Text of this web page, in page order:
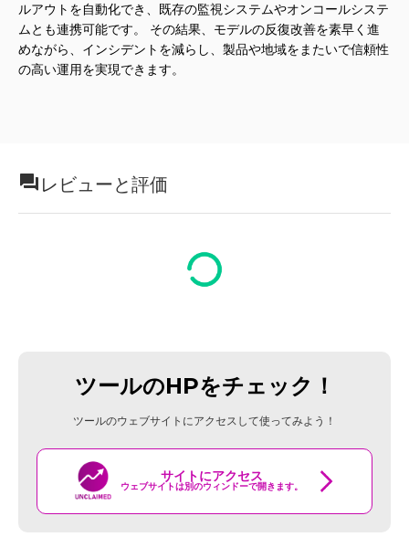
ルアウトを自動化でき、既存の監視システムやオンコールシステ
ムとも連携可能です。 その結果、モデルの反復改善を素早く進
めながら、インシデントを減らし、製品や地域をまたいで信頼性
の高い運用を実現できます。
レビューと評価
ツールのHPをチェック！
ツールのウェブサイトにアクセスして使ってみよう！
サイトにアクセス
ウェブサイトは別のウィンドーで開きます。